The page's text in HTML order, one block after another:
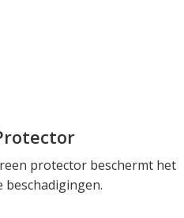
protector beschermt het